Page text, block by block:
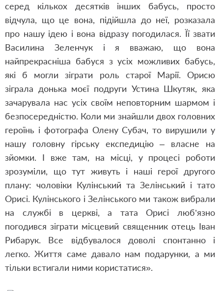
серед кількох десятків інших бабусь, просто
відчула, що це вона, підійшла до неї, розказала
про нашу ідею і вона відразу погодилася. Її звати
Василина Зеленчук і я вважаю, що вона
найпрекрасніша бабуся з усіх можливих бабусь,
які б могли зіграти роль старої Марії. Орисю
зіграла донька моєї подруги Устина Шкутяк, яка
зачарувала нас усіх своїм неповторним шармом і
безпосередністю. Коли ми знайшли двох головних
героїнь і фотографа Олену Субач, то вирушили у
нашу головну гірську експедицію – власне на
зйомки. І вже там, на місці, у процесі роботи
зрозуміли, що тут живуть і наші герої другого
плану: чоловіки Кулінський та Зелінський і тато
Орисі. Кулінського і Зелінського ми також вибрали
на службі в церкві, а тата Орисі люб’язно
погодився зіграти місцевий священник отець Іван
Рибарук. Все відбувалося доволі спонтанно і
легко. Життя саме давало нам подарунки, а ми
тільки встигали ними користатися».